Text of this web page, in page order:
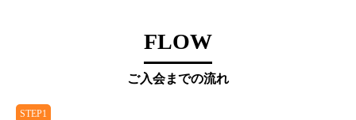
FLOW
ご入会までの流れ
STEP1